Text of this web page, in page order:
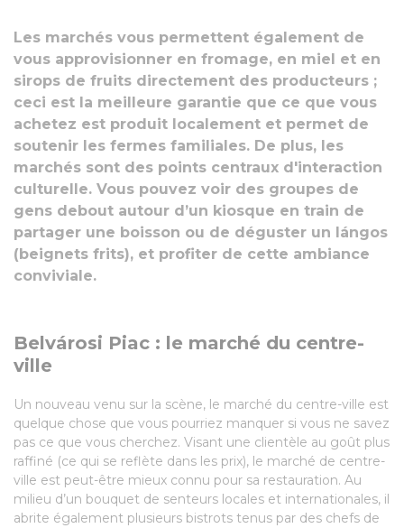
Les marchés vous permettent également de
vous approvisionner en fromage, en miel et en
sirops de fruits directement des producteurs ;
ceci est la meilleure garantie que ce que vous
achetez est produit localement et permet de
soutenir les fermes familiales. De plus, les
marchés sont des points centraux d'interaction
culturelle. Vous pouvez voir des groupes de
gens debout autour d’un kiosque en train de
partager une boisson ou de déguster un lángos
(beignets frits), et profiter de cette ambiance
conviviale.
Belvárosi Piac : le marché du centre-
ville
Un nouveau venu sur la scène, le marché du centre-ville est
quelque chose que vous pourriez manquer si vous ne savez
pas ce que vous cherchez. Visant une clientèle au goût plus
raffiné (ce qui se reflète dans les prix), le marché de centre-
ville est peut-être mieux connu pour sa restauration. Au
milieu d’un bouquet de senteurs locales et internationales, il
abrite également plusieurs bistrots tenus par des chefs de